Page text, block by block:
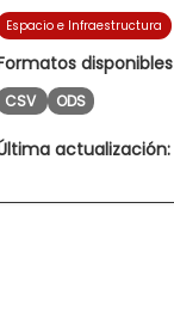
Espacio e Infraestructura
disponibles
CSV ODS
actualización: